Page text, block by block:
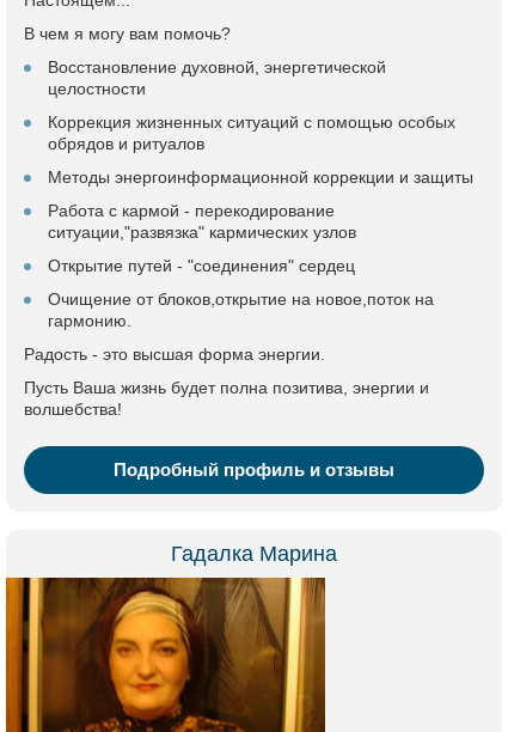
В чем я могу вам помочь?
Восстановление духовной, энергетической
целостности
Коррекция жизненных ситуаций с помощью особых
обрядов и ритуалов
Методы энергоинформационной коррекции и защиты
Работа с кармой - перекодирование
ситуации,"развязка" кармических узлов
Открытие путей - "соединения" сердец
Очищение от блоков,открытие на новое,поток на
гармонию.
Радость - это высшая форма энергии.
Пусть Ваша жизнь будет полна позитива, энергии и
волшебства!
Подробный профиль и отзывы
Гадалка Марина